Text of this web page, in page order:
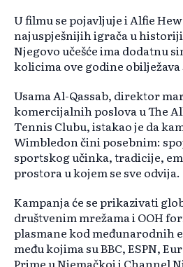
U filmu se pojavljuje i Alfie
najuspješnijih igrača u
Njegovo učešće ima dodatnu
kolicima ove godine
Usama Al-Qassab, direktor
komercijalnih poslova u The
Tennis Clubu, istakao je da
Wimbledon čini posebnim:
sportskog učinka, tradicije,
prostora u kojem se sve odvija.
Kampanja će se prikazivati
društvenim mrežama i OOH
plasmane kod međunarodnih
među kojima su BBC, ESPN,